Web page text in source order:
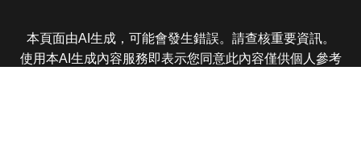
本頁面由AI生成，可能會發生錯誤。請查核重要資訊。
使用本AI生成內容服務即表示您同意此內容僅供個人參考